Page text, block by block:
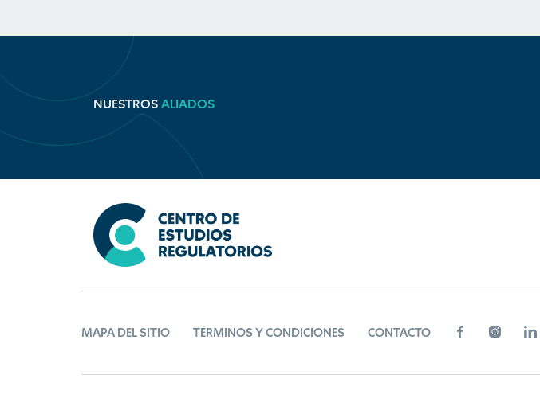
NUESTROS ALIADOS
MAPA DEL SITIO TÉRMINOS Y CONDICIONES CONTACTO